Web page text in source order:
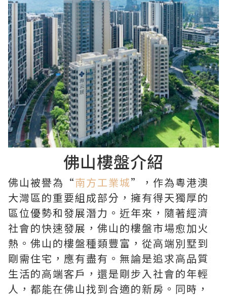
佛山樓盤介紹
佛山被譽為“南方工業城”，作為粵港澳
大灣區的重要組成部分，擁有得天獨厚的
區位優勢和發展潛力。近年來，隨著經濟
社會的快速發展，佛山的樓盤市場愈加火
熱。佛山的樓盤種類豐富，從高端別墅到
剛需住宅，應有盡有。無論是追求高品質
生活的高端客戶，還是剛步入社會的年輕
人，都能在佛山找到合適的新房。同時，